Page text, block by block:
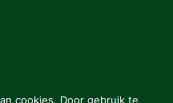
cookies. Door gebruik te